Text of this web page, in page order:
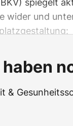
spiegelt
wider und
haben
&